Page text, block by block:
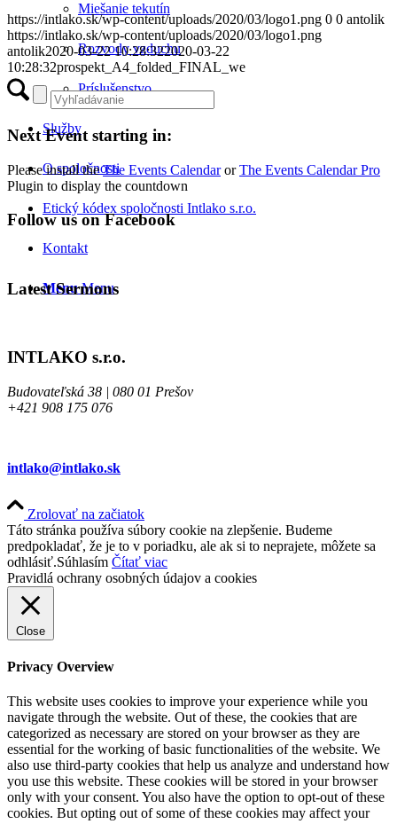
Miešanie tekutín
Rozvody vzduchu
Príslušenstvo
Služby
O spoločnosti
Etický kódex spoločnosti Intlako s.r.o.
Kontakt
Menu Menu
https://intlako.sk/wp-content/uploads/2020/03/logo1.png 0 0 antolik
https://intlako.sk/wp-content/uploads/2020/03/logo1.png
antolik2020-03-22 10:28:322020-03-22
10:28:32prospekt_A4_folded_FINAL_we
Next Event starting in:
Please install theThe Events CalendarorThe Events Calendar Pro
Plugin to display the countdown
Follow us on Facebook
Latest Sermons
INTLAKO s.r.o.
Budovateľská 38 | 080 01 Prešov
+421 908 175 076
intlako@intlako.sk
Zrolovať na začiatok
Táto stránka používa súbory cookie na zlepšenie. Budeme
predpokladať, že je to v poriadku, ale ak si to neprajete, môžete sa
odhlásiť.Súhlasím Čítať viac
Pravidlá ochrany osobných údajov a cookies
Close
Privacy Overview
This website uses cookies to improve your experience while you
navigate through the website. Out of these, the cookies that are
categorized as necessary are stored on your browser as they are
essential for the working of basic functionalities of the website. We
also use third-party cookies that help us analyze and understand how
you use this website. These cookies will be stored in your browser
only with your consent. You also have the option to opt-out of these
cookies. But opting out of some of these cookies may affect your